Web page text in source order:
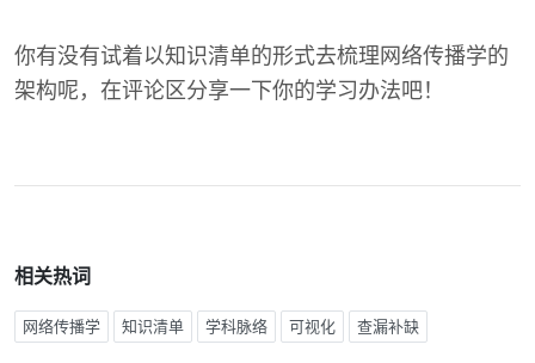
你有没有试着以知识清单的形式去梳理网络传播学的
架构呢，在评论区分享一下你的学习办法吧！
相关热词
网络传播学 知识清单 学科脉络 可视化 查漏补缺